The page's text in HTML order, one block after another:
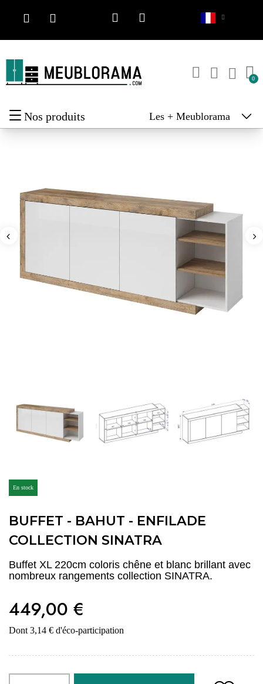
Nos produits Les + Meublorama
En stock
BUFFET - BAHUT - ENFILADE
COLLECTION SINATRA
Buffet XL 220cm coloris chêne et blanc brillant avec
nombreux rangements collection SINATRA.
449,00 €
Dont 3,14 € d'éco-participation